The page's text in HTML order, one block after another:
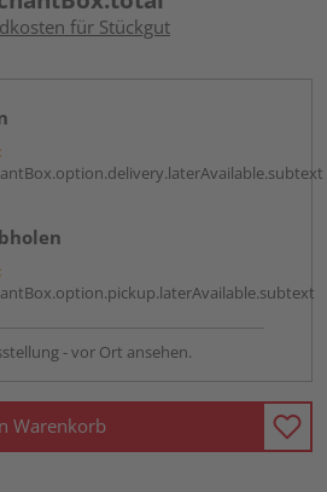
für Stückgut
- vor Ort ansehen.
Warenkorb